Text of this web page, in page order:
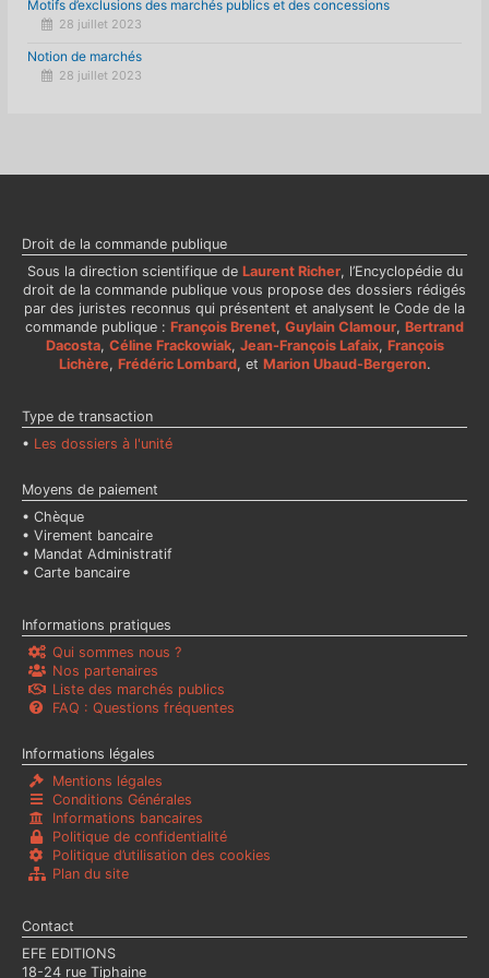
Motifs d’exclusions des marchés publics et des concessions
28 juillet 2023
Notion de marchés
28 juillet 2023
Droit de la commande publique
Sous la direction scientifique de Laurent Richer, l’Encyclopédie du
droit de la commande publique vous propose des dossiers rédigés
par des juristes reconnus qui présentent et analysent le Code de la
commande publique : François Brenet, Guylain Clamour, Bertrand
Dacosta, Céline Frackowiak, Jean-François Lafaix, François
Lichère, Frédéric Lombard, et Marion Ubaud-Bergeron.
Type de transaction
• Les dossiers à l'unité
Moyens de paiement
• Chèque
• Virement bancaire
• Mandat Administratif
• Carte bancaire
Informations pratiques
Qui sommes nous ?
Nos partenaires
Liste des marchés publics
FAQ : Questions fréquentes
Informations légales
Mentions légales
Conditions Générales
Informations bancaires
Politique de confidentialité
Politique d’utilisation des cookies
Plan du site
Contact
EFE EDITIONS
18-24 rue Tiphaine